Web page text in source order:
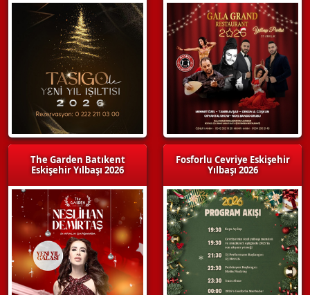
The Garden Batıkent
Eskişehir Yılbaşı 2026
Fosforlu Cevriye Eskişehir
Yılbaşı 2026